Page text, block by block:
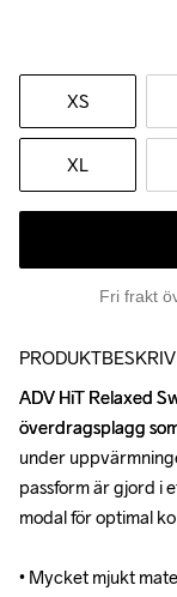
XS
XL
Fri frakt
ADV HiT Relaxed
överdragsplagg
under
passform är gjord i
modal för optimal
• Mycket mjukt
ADV HiT Relaxed
överdragsplagg
under
passform är gjord i
modal för optimal
• Mycket mjukt